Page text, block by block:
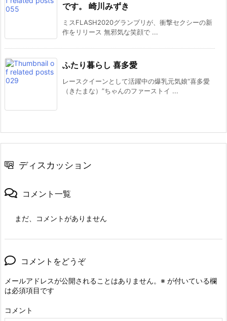
です。 崎川みずき
ミスFLASH2020グランプリが、衝撃セクシーの新
作をリリース 無邪気な笑顔で ...
ふたり暮らし 喜多愛
レースクイーンとして活躍中の爆乳元気娘“喜多愛
（きたまな）”ちゃんのファーストイ ...
ディスカッション
コメント一覧
まだ、コメントがありません
コメントをどうぞ
メールアドレスが公開されることはありません。 ※ が付いている欄
は必須項目です
コメント